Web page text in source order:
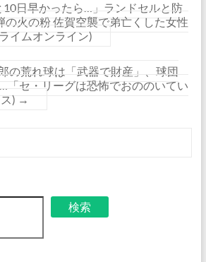
10日早かったら…」ランドセルと防
の火の粉 佐賀空襲で弟亡くした女性
イムオンライン)
の荒れ球は「武器で財産」、球団
「セ・リーグは恐怖でおののいてい
) →
検索